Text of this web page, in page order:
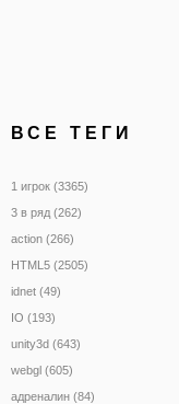
ВСЕ ТЕГИ
1 игрок (3365)
3 в ряд (262)
action (266)
HTML5 (2505)
idnet (49)
IO (193)
unity3d (643)
webgl (605)
адреналин (84)